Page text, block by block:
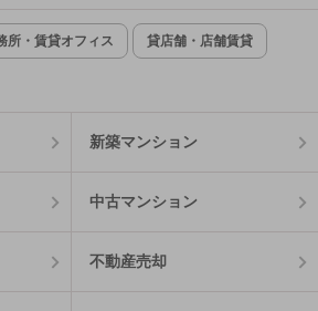
所・賃貸オフィス 貸店舗・店舗賃貸
新築マンション
中古マンション
不動産売却